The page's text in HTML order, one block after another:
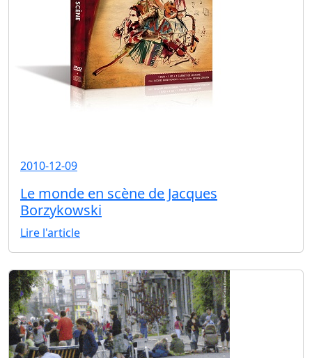
2010-12-09
Le monde en scène de Jacques
Borzykowski
Lire l'article